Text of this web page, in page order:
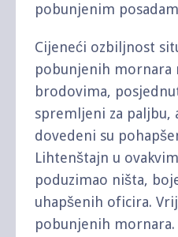
pobunjenim
Cijeneći ozbiljnost
pobunjenih mornara
brodovima,
spremljeni za paljbu,
dovedeni su
Lihtenštajn u
poduzimao ništa,
uhapšenih oficira.
pobunjenih